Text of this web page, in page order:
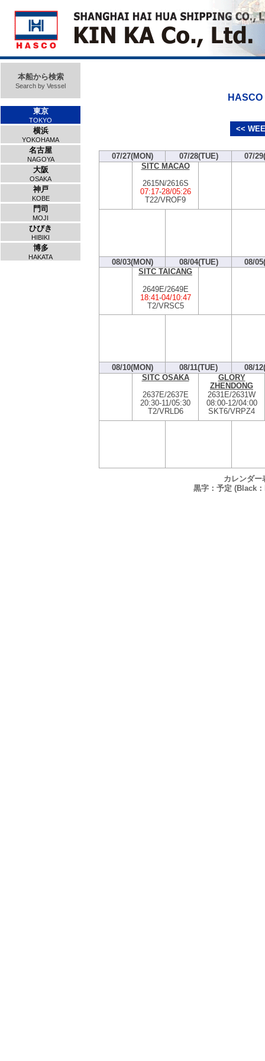
本船から検索
Search by Vessel
東京
TOKYO
横浜
YOKOHAMA
名古屋
NAGOYA
大阪
OSAKA
神戸
KOBE
門司
MOJI
ひびき
HIBIKI
博多
HAKATA
<<
07/27(MON) 07/28(TUE)
07/
SITC MACAO
2615N/2616S
07:17-28/05:26
T22/VROF9
08/03(MON) 08/04(TUE)
08/
SITC TAICANG
2649E/2649E
18:41-04/10:47
T2/VRSC5
08/10(MON) 08/11(TUE)
08/
SITC OSAKA
2637E/2637E
20:30-11/05:30
T2/VRLD6
GLORY
ZHENDONG
2631E/2631W
08:00-12/04:00
SKT6/VRPZ4
カレンダー
黒字：予定 (Black